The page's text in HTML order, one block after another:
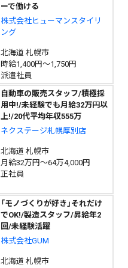
ーで働ける
株式会社ヒューマンスタイリ
ング
北海道 札幌市
時給1,400円～1,750円
派遣社員
自動車の販売スタッフ/積極採
用中!/未経験でも月給32万円以
上!/20代平均年収555万
ネクステージ札幌厚別店
北海道 札幌市
月給32万円～64万4,000円
正社員
「モノづくりが好き」それだけ
でOK!/製造スタッフ/昇給年2
回/未経験活躍
株式会社GUM
北海道 札幌市